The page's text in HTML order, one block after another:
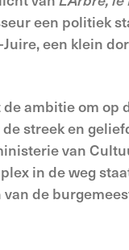
een politiek
een klein
ambitie om
streek en
van
in de weg
de